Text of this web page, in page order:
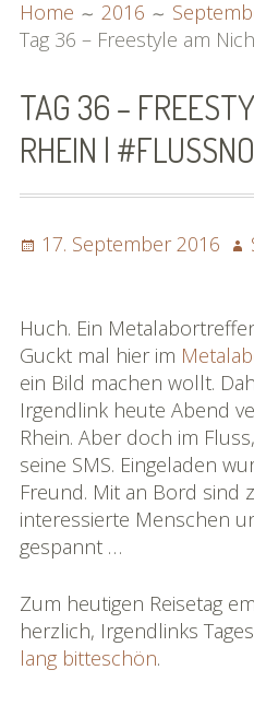
MENU
Irgendlink
SoSo | Sofasophia
Kontakt
Spenden
Die Projekte
Die Rhônereise
eBook »Rheinreise«
eBook »Rhônereise«
»Rhônereise« im Detail
Karte »Rhônereise«
Bildgalerie
»Rhônereise«
Podchäschtli
Home 2016
Tag 36 – Freestyle am
TAG 36 –
RHEIN |
Posted
17. September 2016
36
–
Freestyle
am
Nicht-
Rhein
|
#flussnoten
Huch. Ein
Guckt mal hier im
ein Bild machen wollt.
Irgendlink heute Abend
Rhein. Aber doch im
seine SMS. Eingeladen
Freund. Mit an Bord sind
interessierte Menschen
gespannt …
Zum heutigen Reisetag
herzlich, Irgendlinks
lang bitteschön.